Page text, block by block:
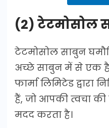
(2) टेटमोसोल
टेटमोसोल साबुन
अच्छे साबुन में से एक
फार्मा लिमिटेड द्वारा
हैं, जो आपकी त्वचा
मदद करता है।